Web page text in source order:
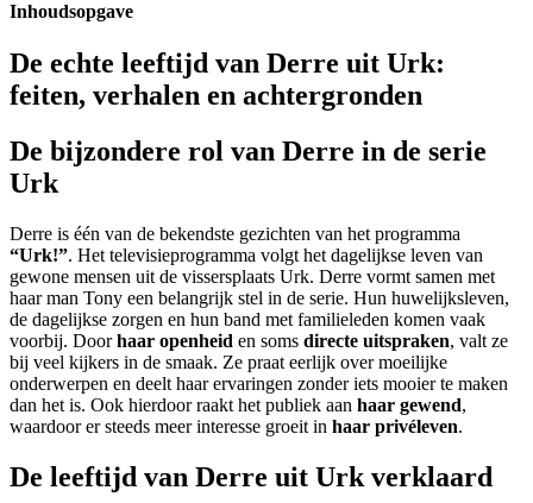
Inhoudsopgave
De echte leeftijd van Derre uit Urk:
feiten, verhalen en achtergronden
De bijzondere rol van Derre in de serie
Urk
Derre is één van de bekendste gezichten van het programma
“Urk!”. Het televisieprogramma volgt het dagelijkse leven van
gewone mensen uit de vissersplaats Urk. Derre vormt samen met
haar man Tony een belangrijk stel in de serie. Hun huwelijksleven,
de dagelijkse zorgen en hun band met familieleden komen vaak
voorbij. Doorhaar openheid en soms directe uitspraken, valt ze
bij veel kijkers in de smaak. Ze praat eerlijk over moeilijke
onderwerpen en deelt haar ervaringen zonder iets mooier te maken
dan het is. Ook hierdoor raakt het publiek aan haar gewend,
waardoor er steeds meer interesse groeit in haar privéleven.
De leeftijd van Derre uit Urk verklaard